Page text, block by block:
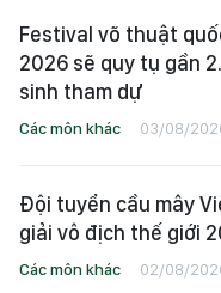
Festival võ thuật
2026 sẽ quy tụ gần
sinh tham dự
Các môn khác 03/08/
Đội tuyển cầu mây
giải vô địch thế giới
Các môn khác 02/08/